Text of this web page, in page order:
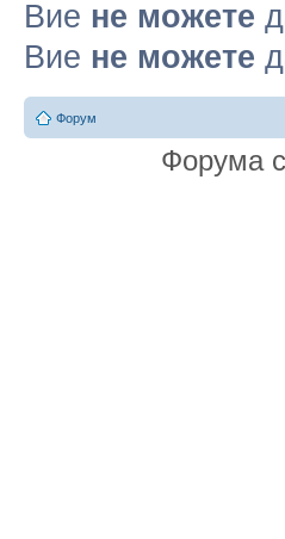
Вие не можете
Вие не можете
Форум
Форума